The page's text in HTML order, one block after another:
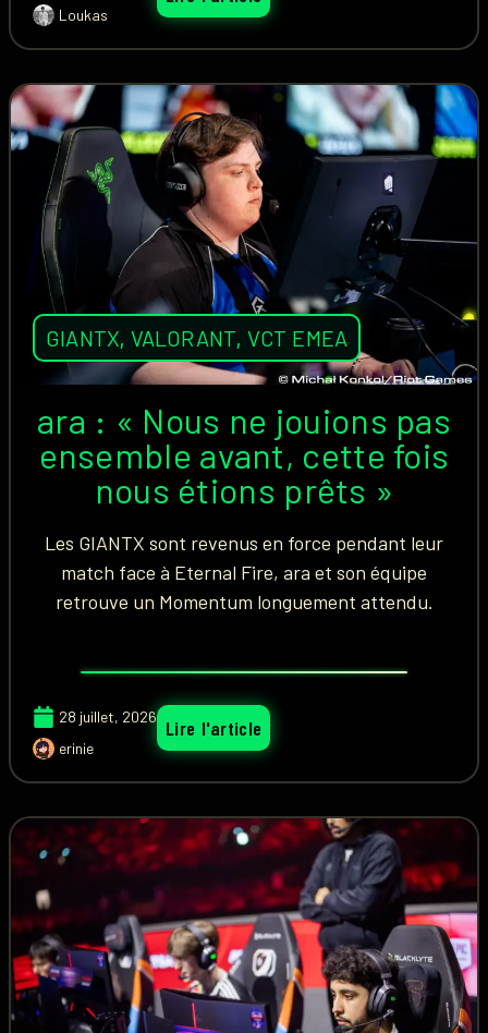
Loukas
GIANTX, VALORANT, VCT EMEA
ara : « Nous ne jouions pas
ensemble avant, cette fois
nous étions prêts »
Les GIANTX sont revenus en force pendant leur
match face à Eternal Fire, ara et son équipe
retrouve un Momentum longuement attendu.
28 juillet, 2026
erinie
Lire l'article